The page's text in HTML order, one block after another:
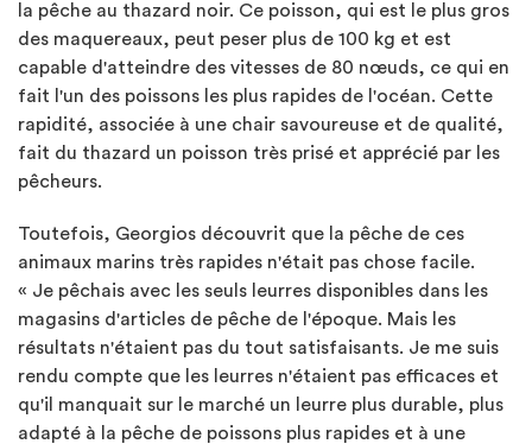
la pêche au thazard noir. Ce poisson, qui est le plus gros
des maquereaux, peut peser plus de 100 kg et est
capable d'atteindre des vitesses de 80 nœuds, ce qui en
fait l'un des poissons les plus rapides de l'océan. Cette
rapidité, associée à une chair savoureuse et de qualité,
fait du thazard un poisson très prisé et apprécié par les
pêcheurs.
Toutefois, Georgios découvrit que la pêche de ces
animaux marins très rapides n'était pas chose facile.
« Je pêchais avec les seuls leurres disponibles dans les
magasins d'articles de pêche de l'époque. Mais les
résultats n'étaient pas du tout satisfaisants. Je me suis
rendu compte que les leurres n'étaient pas efficaces et
qu'il manquait sur le marché un leurre plus durable, plus
adapté à la pêche de poissons plus rapides et à une